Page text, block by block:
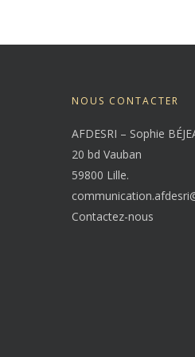
NOUS CONTACTER
AFDESRI – Sophie
20 bd Vauban
59800 Lille.
Contactez-nous